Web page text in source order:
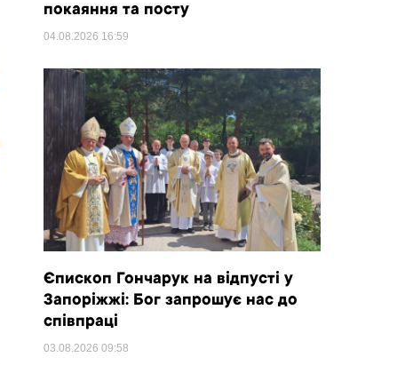
покаяння та посту
04.08.2026 16:59
Єпископ Гончарук на відпусті у
Запоріжжі: Бог запрошує нас до
співпраці
03.08.2026 09:58